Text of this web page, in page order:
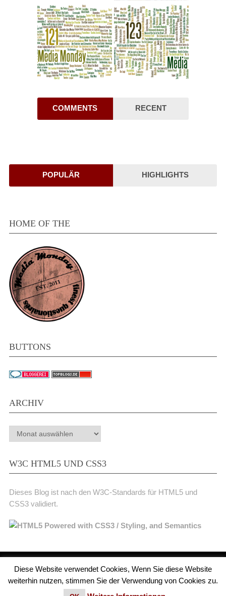
COMMENTS RECENT
POPULÄR HIGHLIGHTS
HOME OF THE
BUTTONS
ARCHIV
Archiv
W3C HTML5 UND CSS3
Dieses Blog ist nach den W3C-Standards für HTML5 und
CSS3 validiert.
MedienjournalCopyright © 2026.
© 2011 - 2018 Medienjournal. Alle Rechte vorbehalten. Theme von
MyThemeShop. Impressum Datenschutz
Diese Website verwendet Cookies, Wenn Sie diese Website
weiterhin nutzen, stimmen Sie der Verwendung von Cookies zu.